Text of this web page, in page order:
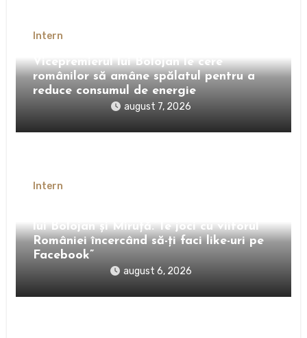
Intern
Vicepremierul lui Bolojan le cere
românilor să amâne spălatul pentru a
reduce consumul de energie
august 7, 2026
Intern
lui Bolojan și Miruță.”Te joci cu viitorul
României încercând să-ți faci like-uri pe
Facebook”
august 6, 2026